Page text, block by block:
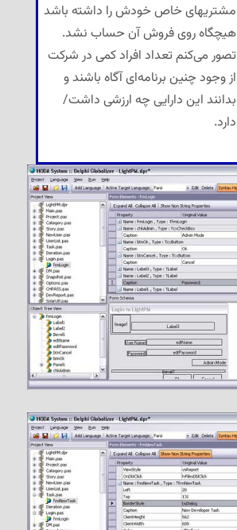
مشتریهای خاص خودش را داشته باشد
هیچگاه روی فروش آن حساب نشد.
تصور می‌کنم تعداد افراد کمی در شرکت
از وجود چنین برنامه‌ای آگاه باشند و
بدانند این دارایی چه ارزشی داشت/
دارد.